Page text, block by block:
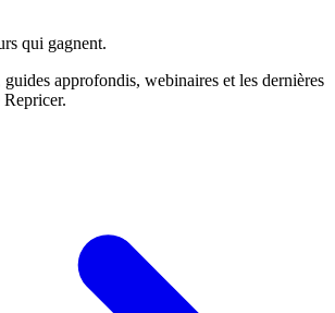
qui gagnent.
approfondis, webinaires et les dernières
Repricer.